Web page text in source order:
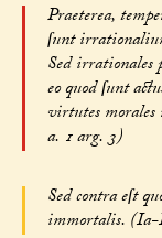
Praeterea,
ſunt
Sed irrationales
eo quod ſunt
virtutes
a. 1 arg. 3)
Sed contra eſt
immortalis. (Ia-